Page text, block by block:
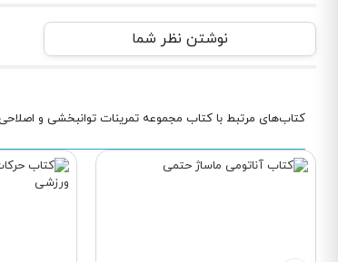
نوشتن نظر شما
کتاب‌های مرتبط با کتاب مجموعه تمرینات توانبخشی و